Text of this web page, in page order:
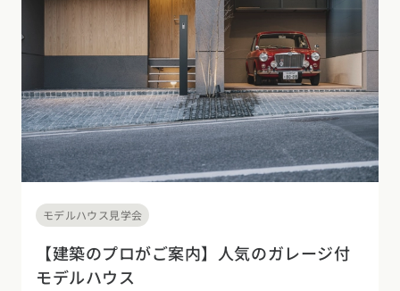
モデルハウス見学会
【建築のプロがご案内】人気のガレージ付
モデルハウス